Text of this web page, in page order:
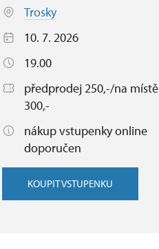
Trosky
10. 7. 2026
19.00
předprodej 250,-/na místě
300,-
nákup vstupenky online
doporučen
KOUPIT VSTUPENKU